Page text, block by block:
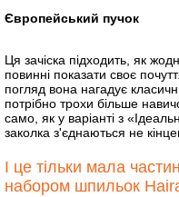
Європейський пучок
Ця зачіска підходить, як
повинні показати своє
погляд вона нагадує
потрібно трохи більше
само, як у варіанті з
заколка з'єднаються не
І це тільки мала
набором шпильок